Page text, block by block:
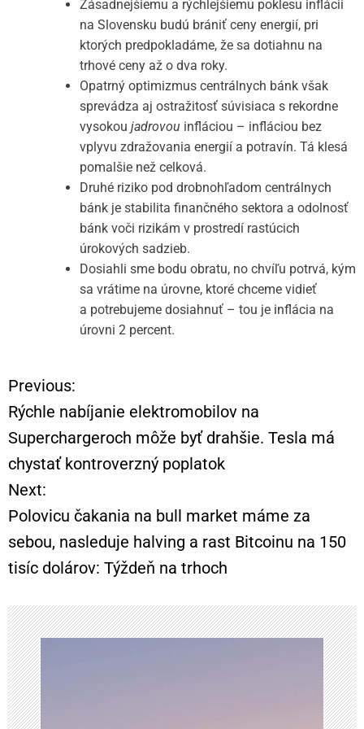
Zásadnejšiemu a rýchlejšiemu poklesu inflácii
na Slovensku budú brániť ceny energií, pri
ktorých predpokladáme, že sa dotiahnu na
trhové ceny až o dva roky.
Opatrný optimizmus centrálnych bánk však
sprevádza aj ostražitosť súvisiaca s rekordne
vysokou jadrovou infláciou – infláciou bez
vplyvu zdražovania energií a potravín. Tá klesá
pomalšie než celková.
Druhé riziko pod drobnohľadom centrálnych
bánk je stabilita finančného sektora a odolnosť
bánk voči rizikám v prostredí rastúcich
úrokových sadzieb.
Dosiahli sme bodu obratu, no chvíľu potrvá, kým
sa vrátime na úrovne, ktoré chceme vidieť
a potrebujeme dosiahnuť – tou je inflácia na
úrovni 2 percent.
N
a
v
i
g
c
i
a
Previous:
Rýchle nabíjanie elektromobilov na
Superchargeroch môže byť drahšie. Tesla má
chystať kontroverzný poplatok
Next:
Polovicu čakania na bull market máme za
sebou, nasleduje halving a rast Bitcoinu na 150
tisíc dolárov: Týždeň na trhoch